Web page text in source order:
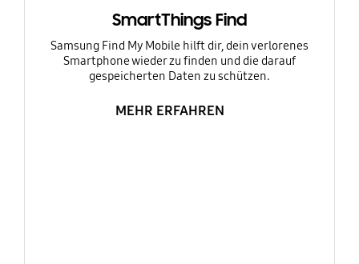
SmartThings Find
Samsung Find My Mobile hilft dir, dein verlorenes
Smartphone wieder zu finden und die darauf
gespeicherten Daten zu schützen.
MEHR ERFAHREN